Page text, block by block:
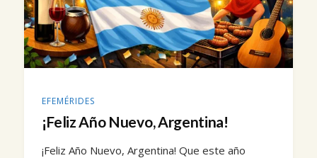
EFEMÉRIDES
¡Feliz Año Nuevo, Argentina!
¡Feliz Año Nuevo, Argentina! Que este año